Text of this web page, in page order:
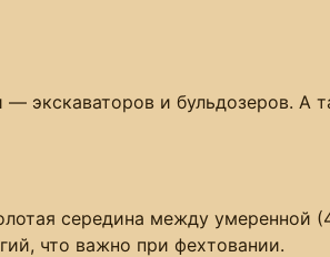
экскаваторов и бульдозеров. А
середина между умеренной
что важно при фехтовании.